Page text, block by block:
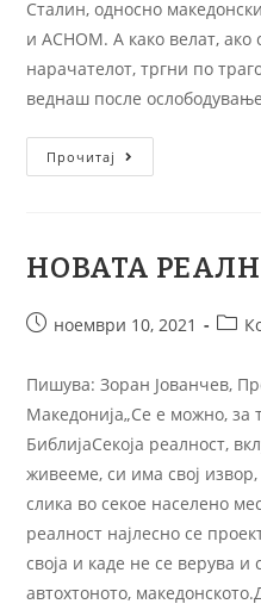
Сталин, односно
и АСНОМ. А како велат, ако
нарачателот, тргни по
веднаш после
Прочитај
НОВАТА
ноември 10, 2021
Пишува: Зоран Јованчев,
Македонија„Се е можно, за
БиблијаСекоја реалност,
живееме, си има свој
слика во секое населено
реалност најлесно се
своја и каде не се верува
автохтоното,